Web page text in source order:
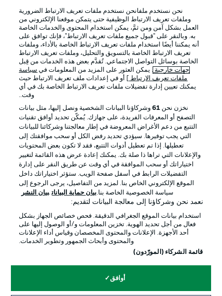
الإعلانات الإخطارات القانونية
شروط الاستخدام القنوات الناقلة
الوظائف جهة النشر
تواصل معنا اللاعبون
© 2026 Bundesliga-Gruppe GmbH
نحن نستخدم ملفانحن نستخدم ملفات تعريف الارتباط الضرورية
وملفات تعريف الارتباط الوظيفية حتى يتمكن موقعنا الإلكتروني من
العمل بشكل آمن ومن ثمَّ، يمكن استخدام المحتوى والخدمات الخاصة
به. وبالنقر على "قبول جميع ملفات تعريف الارتباط"، فإنك توافق على
أنه يمكننا أيضًا استخدام ملفات تعريف الارتباط الخاصة بالأداء، وملفات
تعريف الارتباط الخاصة بالتسويق والتحليل، وملفات تعريف الارتباط
الخاصة بوسائل التواصل الاجتماعي. تُقدَّم بعض هذه الخدمات من قِبل
جهات خارجية . يمكن العثور على المزيد من المعلومات في سياسة
ملفات تعريف الارتباط
] أو في إعدادات ملف تعريف الارتباط حيث
يمكنك تعيين إدارة تفضيلات ملفات تعريف الارتباط الخاصة بك في أي
وقت..
نخزن نحن 61وشركاؤنا البيانات الشخصية ونصل إليها، مثل بيانات
التصفح أو المعرفات الفريدة، على جهازك. يُمكّن تحديد أوافق تقنيات
التتبع من دعم الأغراض المعروضة في إطار معالجتنا وشركائنا للبيانات
التي يجب توفيرها. سيؤدي تحديد رفض الكل أو سحب موافقتك إلى
تعطيلها. إذا تم تعطيل أدوات التتبع، فقد لا تكون بعض المحتويات
والإعلانات التي تراها ذا صلة بك. يمكنك إعادة عرض هذه القائمة لتغيير
اختياراتك أو سحب الموافقة في أي وقت عن طريق النقر على إدارة
التفضيلات الرابط في أسفل صفحة الويب. ستؤثر اختياراتك داخل
الموقع الإلكتروني الخاص بنا. لمزيد من التفاصيل، يرجى الرجوع إلى
سياسة الخصوصية الخاصة بنا.بيان حماية البيانات بيان النشر
نعمد نحن وشركاؤنا إلى معالجة البيانات لتقديم:
استخدام بيانات الموقع الجغرافي الدقيقة. فحص خصائص الجهاز بشكل
فعال من أجل تحديد الهوية. تخزين المعلومات و/أو الوصول إليها على
أحد الأجهزة. الإعلانات والمحتوى المخصصان وقياس أداء الإعلانات
والمحتوى وأبحاث الجمهور وتطوير الخدمات.
قائمة الشركاء (المورّدون)
أوافق